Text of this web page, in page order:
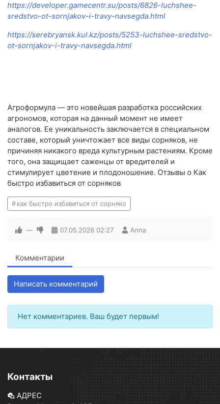
https://developer.gamecentr.su/posts/6826-luchshee-
sredstvo-ot-sornjakov-i-travy-navsegda.html
https://serebryansk.kul.kz/posts/5253-luchshee-sredstvo-
ot-sornjakov-i-travy-navsegda.html
Агроформула — это новейшая разработка российских
агрономов, которая на данный момент не имеет
аналогов. Ее уникальность заключается в специальном
составе, который уничтожает все виды сорняков, не
причиняя никакого вреда культурным растениям. Кроме
того, она защищает саженцы от вредителей и
стимулирует цветение и плодоношение. Отзывы о Как
быстро избавиться от сорняков
как быстро избавиться от сорняко
— 07.05.2026 02:27 Anna
Комментарии
Написать комментарий
Нет комментариев. Ваш будет первым!
Контакты
АДРЕС